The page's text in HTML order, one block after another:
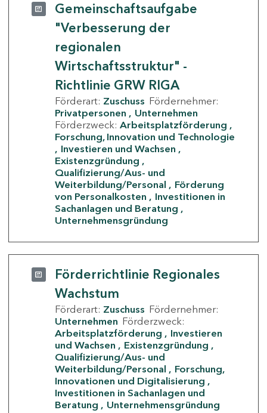
Gemeinschaftsaufgabe
"Verbesserung der
regionalen
Wirtschaftsstruktur" -
Richtlinie GRW RIGA
Förderart: Zuschuss Fördernehmer:
Privatpersonen
Unternehmen
Förderzweck: Arbeitsplatzförderung
Forschung, Innovation und Technologie
Investieren und Wachsen
Existenzgründung
Qualifizierung/Aus- und
Weiterbildung/Personal
Förderung
von Personalkosten
Investitionen in
Sachanlagen und Beratung
Unternehmensgründung
Förderrichtlinie Regionales
Wachstum
Förderart: Zuschuss Fördernehmer:
Unternehmen Förderzweck:
Arbeitsplatzförderung
Investieren
und Wachsen
Existenzgründung
Qualifizierung/Aus- und
Weiterbildung/Personal
Forschung,
Innovationen und Digitalisierung
Investitionen in Sachanlagen und
Beratung
Unternehmensgründung